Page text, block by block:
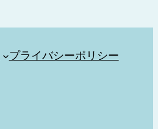
プライバシーポリシー